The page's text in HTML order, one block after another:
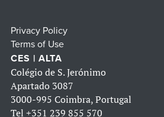
Privacy Policy
Terms of Use
CES | ALTA
Colégio de S. Jerónimo
Apartado 3087
3000-995 Coimbra, Portugal
Tel +351 239 855 570